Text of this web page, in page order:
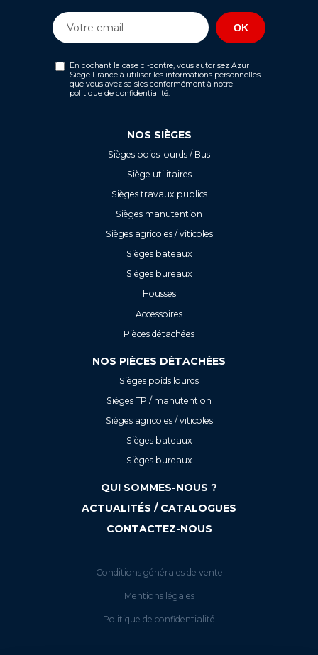
En cochant la case ci-contre, vous autorisez Azur
Siège France à utiliser les informations personnelles
que vous avez saisies conformément à notre
politique de confidentialité
NOS SIÈGES
Sièges poids lourds / Bus
Siège utilitaires
Sièges travaux publics
Sièges manutention
Sièges agricoles / viticoles
Sièges bateaux
Sièges bureaux
Housses
Accessoires
Pièces détachées
NOS PIÈCES DÉTACHÉES
Sièges poids lourds
Sièges TP / manutention
Sièges agricoles / viticoles
Sièges bateaux
Sièges bureaux
QUI SOMMES-NOUS ?
ACTUALITÉS / CATALOGUES
CONTACTEZ-NOUS
Conditions générales de vente
Mentions légales
Politique de confidentialité